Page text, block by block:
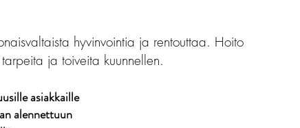
hyvinvointia ja rentouttaa. Hoito
ja toiveita kuunnellen.​
asiakkaille
alennettuun